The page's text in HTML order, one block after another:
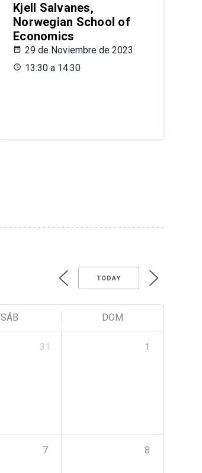
Kjell Salvanes,
Norwegian School of
Economics
29 de Noviembre de 2023
13:30 a 14:30
TODAY
SÁB DOM
31 1
7 8